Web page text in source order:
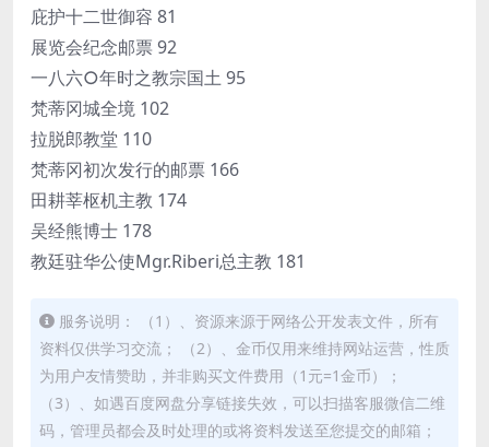
庇护十二世御容 81
展览会纪念邮票 92
一八六○年时之教宗国土 95
梵蒂冈城全境 102
拉脱郎教堂 110
梵蒂冈初次发行的邮票 166
田耕莘枢机主教 174
吴经熊博士 178
教廷驻华公使Mgr.Riberi总主教 181
服务说明： （1）、资源来源于网络公开发表文件，所有
资料仅供学习交流； （2）、金币仅用来维持网站运营，性质
为用户友情赞助，并非购买文件费用（1元=1金币）；
（3）、如遇百度网盘分享链接失效，可以扫描客服微信二维
码，管理员都会及时处理的或将资料发送至您提交的邮箱；